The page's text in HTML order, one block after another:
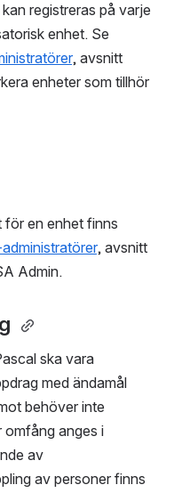
registreras på varje
, avsnitt
enheter som tillhör
för en enhet finns
, avsnitt
Admin.
ska vara
med ändamål
behöver inte
anges i
av
av personer finns